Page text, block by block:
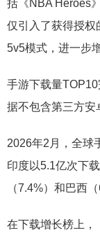
括《NBA Heroes
仅引入了获得授权
5v5模式，进一步
手游下载量
据不包含第三方安
2026年2月，全球
印度以5.1亿次下
（7.4%）和巴西
在下载增长榜上